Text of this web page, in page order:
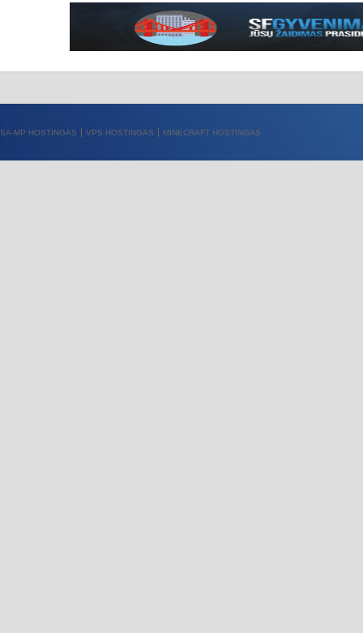
SA-MP HOSTINGAS VPS HOSTINGAS MINECRAFT HOSTINGAS